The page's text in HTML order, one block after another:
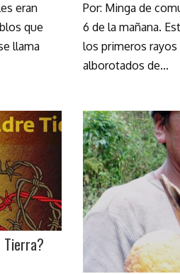
eran
que
llama
Por: Minga de
6 de la mañana.
los primeros
alborotados de...
Tierra?